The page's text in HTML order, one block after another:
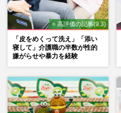
⭐ 高評価の記事(9.3)
「皮をめくって洗え」「添い
寝して」介護職の半数が性的
嫌がらせや暴力を経験